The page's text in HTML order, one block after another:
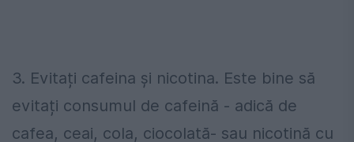
3. Evitați cafeina și nicotina. Este bine să
evitați consumul de cafeină - adică de
cafea, ceai, cola, ciocolată- sau nicotină cu